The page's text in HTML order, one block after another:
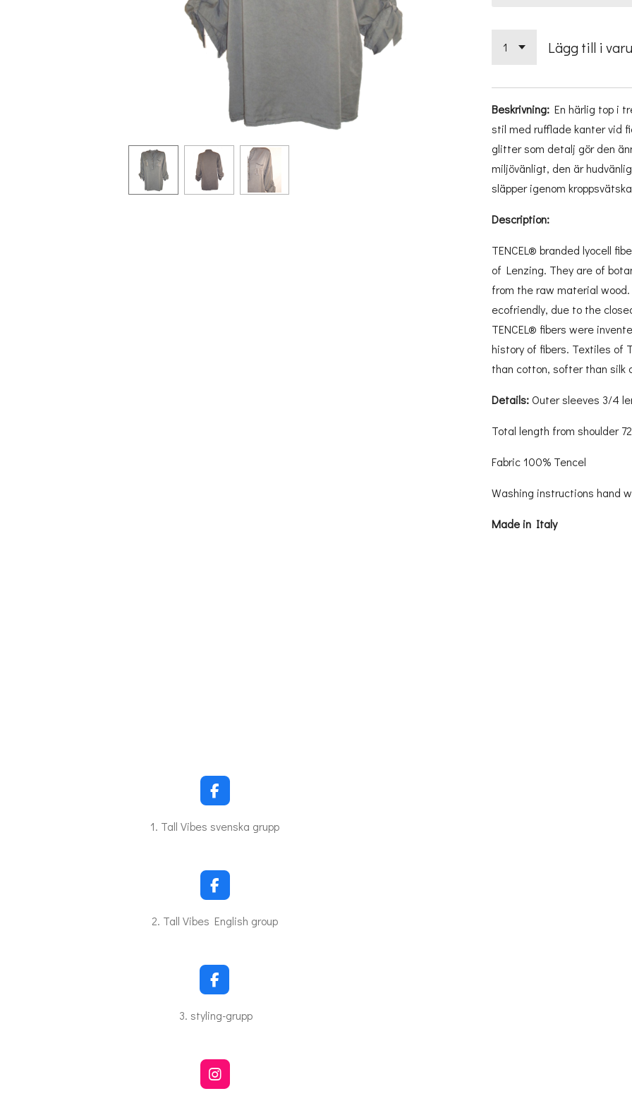
Lägg till i
Beskrivning: En härlig top i
stil med rufflade kanter vid
glitter som detalj gör den
miljövänligt, den är
släpper igenom
Description:
TENCEL® branded lyocell
of Lenzing. They are of
from the raw material
ecofriendly, due to the
TENCEL® fibers were
history of fibers. Textiles of
than cotton, softer than silk
Details:Outer sleeves 3/4
Total length from shoulder
Fabric 100% Tencel
Washing instructions hand
Made in Italy
F
a
c
o
k
1. Tall Vibes svenska grupp
F
a
c
o
k
2. Tall Vibes English group
F
a
c
e
o
k
3. styling-grupp
I
n